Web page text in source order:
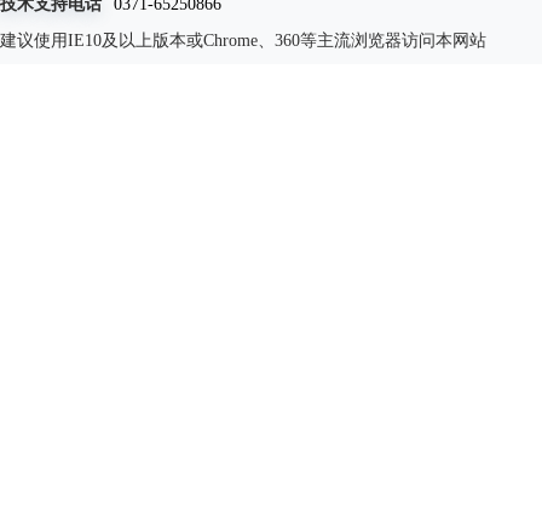
技术支持电话
0371-65250866
建议使用IE10及以上版本或Chrome、360等主流浏览器访问本网站